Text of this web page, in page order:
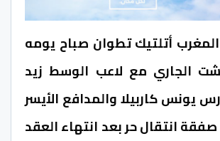
أتلتيك تطوان صباح يومه
30 غشت الجاري مع لاعب الوسط زيد
يونس كاربيلا والمدافع الأيسر
انتقال حر بعد انتهاء العقد